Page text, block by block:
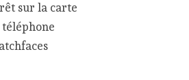
sur la carte